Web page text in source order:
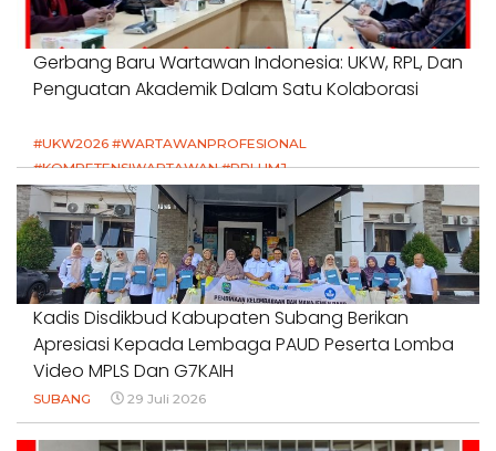
Gerbang Baru Wartawan Indonesia: UKW, RPL, Dan
Penguatan Akademik Dalam Satu Kolaborasi
#UKW2026 #WARTAWANPROFESIONAL
#KOMPETENSIWARTAWAN #RPLUMJ
#PENDIDIKANWARTAWAN #SWINASIONAL #SWIJABAR
1 Agustus 2026
Kadis Disdikbud Kabupaten Subang Berikan
Apresiasi Kepada Lembaga PAUD Peserta Lomba
Video MPLS Dan G7KAIH
SUBANG 29 Juli 2026